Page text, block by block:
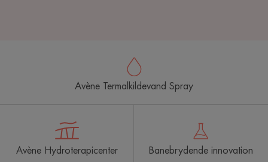
Avène Termalkildevand Spray
Avène Hydroterapicenter Banebrydende innovation